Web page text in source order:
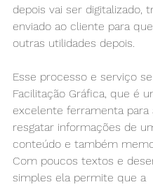
depois vai ser digitalizado,
enviado ao cliente para
outras utilidades depois.
Esse processo e serviço
Facilitação Gráfica, que é
excelente ferramenta para
resgatar informações de
conteúdo e também
Com poucos textos e
simples ela permite que a